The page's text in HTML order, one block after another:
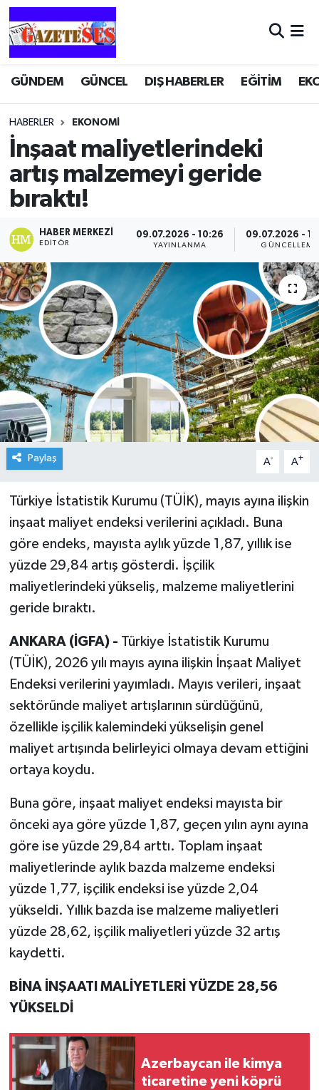
GÜNDEM GÜNCEL DIŞ HABERLER EĞİTİM
HABERLER EKONOMİ
İnşaat maliyetlerindeki
artış malzemeyi geride
bıraktı!
HABER MERKEZI
EDITÖR
09.07.2026 - 10:26
YAYINLANMA
09.07.2026 -
GÜNCELLEME
Paylaş A- A+
Türkiye İstatistik Kurumu (TÜİK), mayıs ayına ilişkin
inşaat maliyet endeksi verilerini açıkladı. Buna
göre endeks, mayısta aylık yüzde 1,87, yıllık ise
yüzde 29,84 artış gösterdi. İşçilik
maliyetlerindeki yükseliş, malzeme maliyetlerini
geride bıraktı.
ANKARA (İGFA) - Türkiye İstatistik Kurumu
(TÜİK), 2026 yılı mayıs ayına ilişkin İnşaat Maliyet
Endeksi verilerini yayımladı. Mayıs verileri, inşaat
sektöründe maliyet artışlarının sürdüğünü,
özellikle işçilik kalemindeki yükselişin genel
maliyet artışında belirleyici olmaya devam ettiğini
ortaya koydu.
Buna göre, inşaat maliyet endeksi mayısta bir
önceki aya göre yüzde 1,87, geçen yılın aynı ayına
göre ise yüzde 29,84 arttı. Toplam inşaat
maliyetlerinde aylık bazda malzeme endeksi
yüzde 1,77, işçilik endeksi ise yüzde 2,04
yükseldi. Yıllık bazda ise malzeme maliyetleri
yüzde 28,62, işçilik maliyetleri yüzde 32 artış
kaydetti.
BİNA İNŞAATI MALİYETLERİ YÜZDE 28,56
YÜKSELDİ
Azerbaycan ile kimya
ticaretine yeni köprü